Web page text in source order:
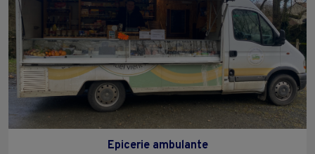
Epicerie ambulante